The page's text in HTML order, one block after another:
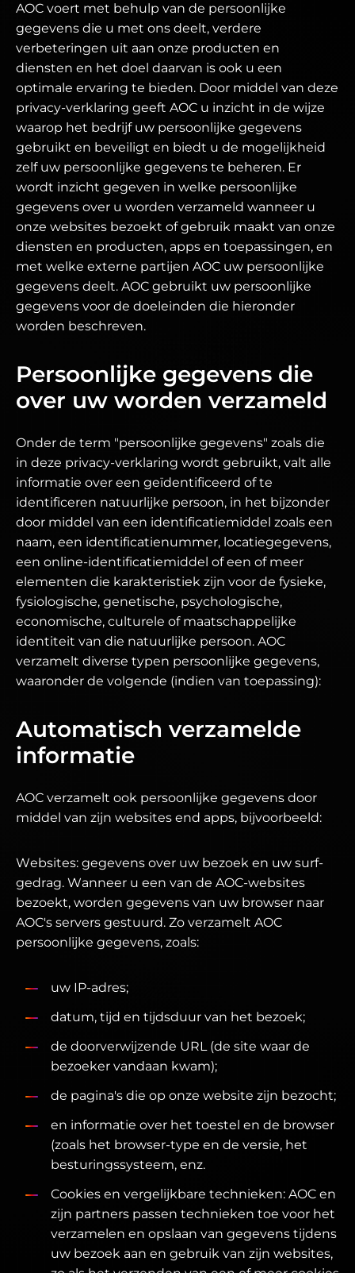
AOC voert met behulp van de persoonlijke
gegevens die u met ons deelt, verdere
verbeteringen uit aan onze producten en
diensten en het doel daarvan is ook u een
optimale ervaring te bieden. Door middel van deze
privacy-verklaring geeft AOC u inzicht in de wijze
waarop het bedrijf uw persoonlijke gegevens
gebruikt en beveiligt en biedt u de mogelijkheid
zelf uw persoonlijke gegevens te beheren. Er
wordt inzicht gegeven in welke persoonlijke
gegevens over u worden verzameld wanneer u
onze websites bezoekt of gebruik maakt van onze
diensten en producten, apps en toepassingen, en
met welke externe partijen AOC uw persoonlijke
gegevens deelt. AOC gebruikt uw persoonlijke
gegevens voor de doeleinden die hieronder
worden beschreven.
Persoonlijke gegevens die
over uw worden verzameld
Onder de term "persoonlijke gegevens" zoals die
in deze privacy-verklaring wordt gebruikt, valt alle
informatie over een geïdentificeerd of te
identificeren natuurlijke persoon, in het bijzonder
door middel van een identificatiemiddel zoals een
naam, een identificatienummer, locatiegegevens,
een online-identificatiemiddel of een of meer
elementen die karakteristiek zijn voor de fysieke,
fysiologische, genetische, psychologische,
economische, culturele of maatschappelijke
identiteit van die natuurlijke persoon. AOC
verzamelt diverse typen persoonlijke gegevens,
waaronder de volgende (indien van toepassing):
Automatisch verzamelde
informatie
AOC verzamelt ook persoonlijke gegevens door
middel van zijn websites end apps, bijvoorbeeld:
Websites: gegevens over uw bezoek en uw surf-
gedrag. Wanneer u een van de AOC-websites
bezoekt, worden gegevens van uw browser naar
AOC's servers gestuurd. Zo verzamelt AOC
persoonlijke gegevens, zoals:
uw IP-adres;
datum, tijd en tijdsduur van het bezoek;
de doorverwijzende URL (de site waar de
bezoeker vandaan kwam);
de pagina's die op onze website zijn bezocht;
en informatie over het toestel en de browser
(zoals het browser-type en de versie, het
besturingssysteem, enz.
Cookies en vergelijkbare technieken: AOC en
zijn partners passen technieken toe voor het
verzamelen en opslaan van gegevens tijdens
uw bezoek aan en gebruik van zijn websites,